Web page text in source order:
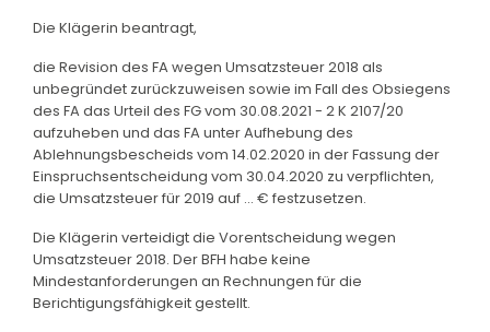
Die Klägerin beantragt,
die Revision des FA wegen Umsatzsteuer 2018 als
unbegründet zurückzuweisen sowie im Fall des Obsiegens
des FA das Urteil des FG vom 30.08.2021 - 2 K 2107/20
aufzuheben und das FA unter Aufhebung des
Ablehnungsbescheids vom 14.02.2020 in der Fassung der
Einspruchsentscheidung vom 30.04.2020 zu verpflichten,
die Umsatzsteuer für 2019 auf ... € festzusetzen.
Die Klägerin verteidigt die Vorentscheidung wegen
Umsatzsteuer 2018. Der BFH habe keine
Mindestanforderungen an Rechnungen für die
Berichtigungsfähigkeit gestellt.